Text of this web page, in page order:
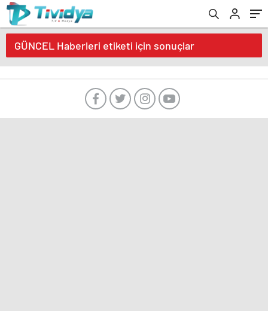
evden
eve
nakliyat
GÜNCEL Haberleri etiketi için sonuçlar